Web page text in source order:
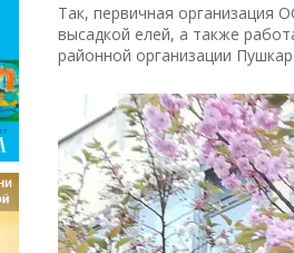
Так, первичная организация
высадкой елей, а также
районной организации